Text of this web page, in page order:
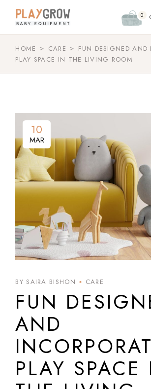
0
HOME CARE
FUN DESIGNED AND
PLAY SPACE IN THE LIVING ROOM
10
MAR
BY SAIRA BISHON CARE
FUN
AND
PLAY SPACE